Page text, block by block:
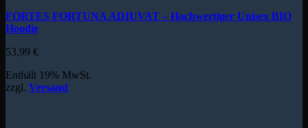
FORTES FORTUNA ADIUVAT – Hochwertiger Unisex BIO
Hoodie
53,99 €
Enthält 19% MwSt.
zzgl. Versand